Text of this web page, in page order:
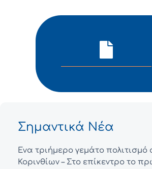
Σημαντικά Νέα
Ένα τριήμερο γεμάτο πολιτισμό
Κορινθίων – Στο επίκεντρο το